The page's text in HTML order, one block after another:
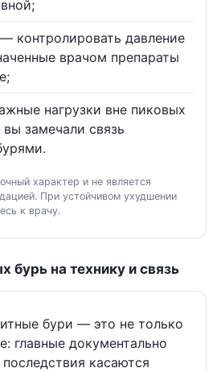
контролировать давление
врачом препараты
нагрузки вне пиковых
замечали связь
характер и не является
При устойчивом ухудшении
к врачу.
бурь на технику и связь
бури — это не только
главные документально
касаются